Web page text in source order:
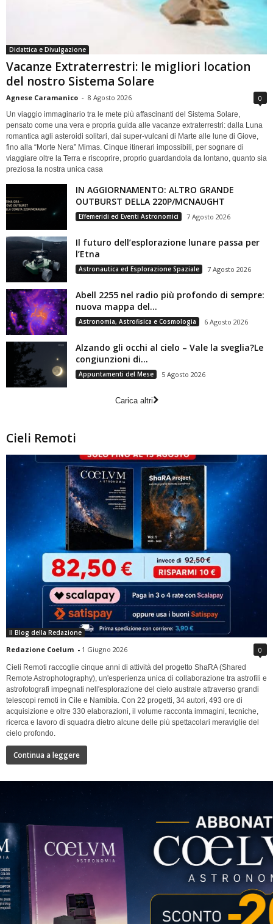
Didattica e Divulgazione
Vacanze Extraterrestri: le migliori location
del nostro Sistema Solare
Agnese Caramanico - 8 Agosto 2026 0
Un viaggio immaginario tra le mete più affascinanti del Sistema Solare,
pensato come una vera e propria guida alle vacanze extraterrestri: dalla Luna
romantica agli asteroidi solitari, dai super-vulcani di Marte alle lune di Giove,
fino alla “Morte Nera” Mimas. Cinque itinerari impossibili, per sognare di
viaggiare oltre la Terra e riscoprire, proprio guardandola da lontano, quanto sia
preziosa la nostra unica casa
IN AGGIORNAMENTO: ALTRO GRANDE
OUTBURST DELLA 220P/MCNAUGHT
Effemeridi ed Eventi Astronomici 7 Agosto 2026
Il futuro dell’esplorazione lunare passa per
l’Etna
Astronautica ed Esplorazione Spaziale 7 Agosto 2026
Abell 2255 nel radio più profondo di sempre:
nuova mappa del...
Astronomia, Astrofisica e Cosmologia 6 Agosto 2026
Alzando gli occhi al cielo – Vale la sveglia?Le
congiunzioni di...
Appuntamenti del Mese 5 Agosto 2026
Carica altri
Cieli Remoti
Il Blog della Redazione
Redazione Coelum - 1 Giugno 2026 0
Cieli Remoti raccoglie cinque anni di attività del progetto ShaRA (Shared
Remote Astrophotography), un'esperienza unica di collaborazione tra astrofili e
astrofotografi impegnati nell'esplorazione del cielo australe attraverso grandi
telescopi remoti in Cile e Namibia. Con 22 progetti, 34 autori, 493 ore di
acquisizione e oltre 330 elaborazioni, il volume racconta immagini, tecniche,
ricerca e lavoro di squadra dietro alcune delle più spettacolari meraviglie del
cielo profondo.
Continua a leggere